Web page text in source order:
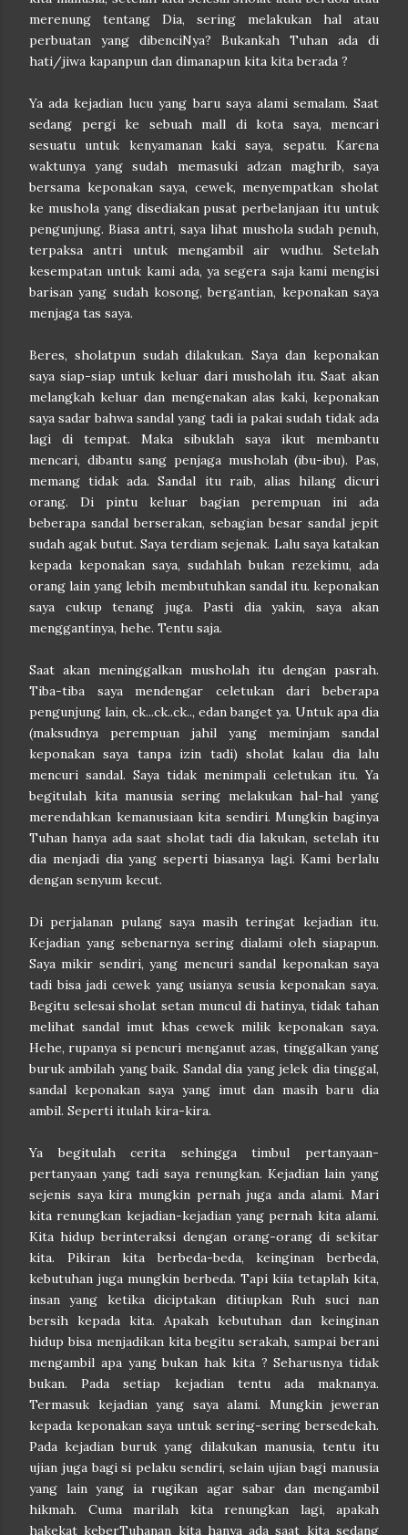
merenung tentang Dia, sering melakukan hal atau
perbuatan yang dibenciNya? Bukankah Tuhan ada di
hati/jiwa kapanpun dan dimanapun kita kita berada ?
Ya ada kejadian lucu yang baru saya alami semalam. Saat
sedang pergi ke sebuah mall di kota saya, mencari
sesuatu untuk kenyamanan kaki saya, sepatu. Karena
waktunya yang sudah memasuki adzan maghrib, saya
bersama keponakan saya, cewek, menyempatkan sholat
ke mushola yang disediakan pusat perbelanjaan itu untuk
pengunjung. Biasa antri, saya lihat mushola sudah penuh,
terpaksa antri untuk mengambil air wudhu. Setelah
kesempatan untuk kami ada, ya segera saja kami mengisi
barisan yang sudah kosong, bergantian, keponakan saya
menjaga tas saya.
Beres, sholatpun sudah dilakukan. Saya dan keponakan
saya siap-siap untuk keluar dari musholah itu. Saat akan
melangkah keluar dan mengenakan alas kaki, keponakan
saya sadar bahwa sandal yang tadi ia pakai sudah tidak ada
lagi di tempat. Maka sibuklah saya ikut membantu
mencari, dibantu sang penjaga musholah (ibu-ibu). Pas,
memang tidak ada. Sandal itu raib, alias hilang dicuri
orang. Di pintu keluar bagian perempuan ini ada
beberapa sandal berserakan, sebagian besar sandal jepit
sudah agak butut. Saya terdiam sejenak. Lalu saya katakan
kepada keponakan saya, sudahlah bukan rezekimu, ada
orang lain yang lebih membutuhkan sandal itu. keponakan
saya cukup tenang juga. Pasti dia yakin, saya akan
menggantinya, hehe. Tentu saja.
Saat akan meninggalkan musholah itu dengan pasrah.
Tiba-tiba saya mendengar celetukan dari beberapa
pengunjung lain, ck...ck..ck.., edan banget ya. Untuk apa dia
(maksudnya perempuan jahil yang meminjam sandal
keponakan saya tanpa izin tadi) sholat kalau dia lalu
mencuri sandal. Saya tidak menimpali celetukan itu. Ya
begitulah kita manusia sering melakukan hal-hal yang
merendahkan kemanusiaan kita sendiri. Mungkin baginya
Tuhan hanya ada saat sholat tadi dia lakukan, setelah itu
dia menjadi dia yang seperti biasanya lagi. Kami berlalu
dengan senyum kecut.
Di perjalanan pulang saya masih teringat kejadian itu.
Kejadian yang sebenarnya sering dialami oleh siapapun.
Saya mikir sendiri, yang mencuri sandal keponakan saya
tadi bisa jadi cewek yang usianya seusia keponakan saya.
Begitu selesai sholat setan muncul di hatinya, tidak tahan
melihat sandal imut khas cewek milik keponakan saya.
Hehe, rupanya si pencuri menganut azas, tinggalkan yang
buruk ambilah yang baik. Sandal dia yang jelek dia tinggal,
sandal keponakan saya yang imut dan masih baru dia
ambil. Seperti itulah kira-kira.
Ya begitulah cerita sehingga timbul pertanyaan-
pertanyaan yang tadi saya renungkan. Kejadian lain yang
sejenis saya kira mungkin pernah juga anda alami. Mari
kita renungkan kejadian-kejadian yang pernah kita alami.
Kita hidup berinteraksi dengan orang-orang di sekitar
kita. Pikiran kita berbeda-beda, keinginan berbeda,
kebutuhan juga mungkin berbeda. Tapi kiia tetaplah kita,
insan yang ketika diciptakan ditiupkan Ruh suci nan
bersih kepada kita. Apakah kebutuhan dan keinginan
hidup bisa menjadikan kita begitu serakah, sampai berani
mengambil apa yang bukan hak kita ? Seharusnya tidak
bukan. Pada setiap kejadian tentu ada maknanya.
Termasuk kejadian yang saya alami. Mungkin jeweran
kepada keponakan saya untuk sering-sering bersedekah.
Pada kejadian buruk yang dilakukan manusia, tentu itu
ujian juga bagi si pelaku sendiri, selain ujian bagi manusia
yang lain yang ia rugikan agar sabar dan mengambil
hikmah. Cuma marilah kita renungkan lagi, apakah
hakekat keberTuhanan kita hanya ada saat kita sedang